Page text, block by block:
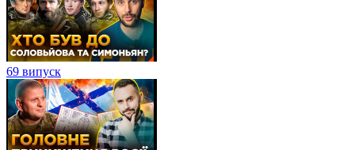
69 випуск